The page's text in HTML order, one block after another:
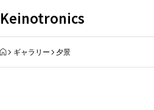
Keinotronics
HOME
ギャラリー 夕景